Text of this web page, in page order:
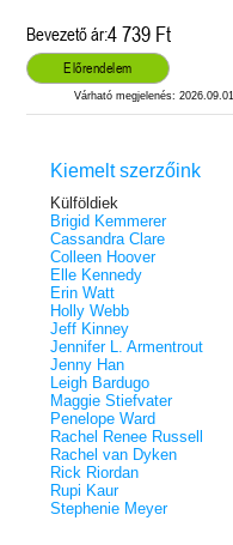
Bevezető ár:4 739 Ft
Előrendelem
Várható megjelenés: 2026.09.01.
Kiemelt szerzőink
Külföldiek
Brigid Kemmerer
Cassandra Clare
Colleen Hoover
Elle Kennedy
Erin Watt
Holly Webb
Jeff Kinney
Jennifer L. Armentrout
Jenny Han
Leigh Bardugo
Maggie Stiefvater
Penelope Ward
Rachel Renee Russell
Rachel van Dyken
Rick Riordan
Rupi Kaur
Stephenie Meyer